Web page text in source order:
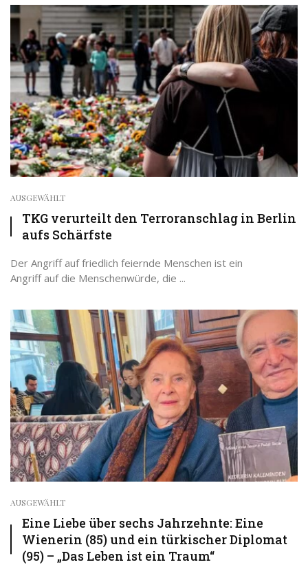
AUSGEWÄHLT
TKG verurteilt den Terroranschlag in Berlin
aufs Schärfste
Der Angriff auf friedlich feiernde Menschen ist ein
Angriff auf die Menschenwürde, die ...
AUSGEWÄHLT
Eine Liebe über sechs Jahrzehnte: Eine
Wienerin (85) und ein türkischer Diplomat
(95) – „Das Leben ist ein Traum“